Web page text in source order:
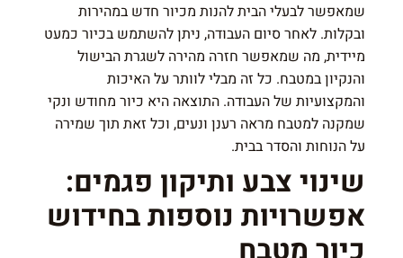
שמאפשר לבעלי הבית להנות מכיור חדש במהירות
ובקלות. לאחר סיום העבודה, ניתן להשתמש בכיור כמעט
מיידית, מה שמאפשר חזרה מהירה לשגרת הבישול
והנקיון במטבח. כל זה מבלי לוותר על האיכות
והמקצועיות של העבודה. התוצאה היא כיור מחודש ונקי
שמקנה למטבח מראה רענן ונעים, וכל זאת תוך שמירה
על הנוחות והסדר בבית.
שינוי צבע ותיקון פגמים:
אפשרויות נוספות בחידוש